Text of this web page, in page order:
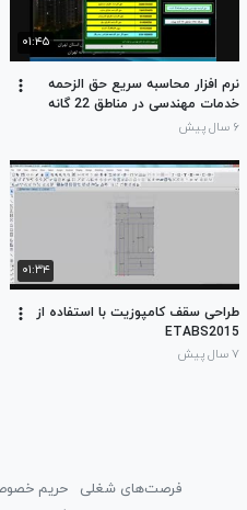
۰۱:۴۵
نرم افزار محاسبه سریع حق الزحمه
خدمات مهندسی در مناطق 22 گانه
تهران و شهرستانهای استان تهران
۶ سال پیش
۰۱:۳۴
طراحی سقف کامپوزیت با استفاده از
ETABS2015
۷ سال پیش
فرصت‌های شغلی حریم